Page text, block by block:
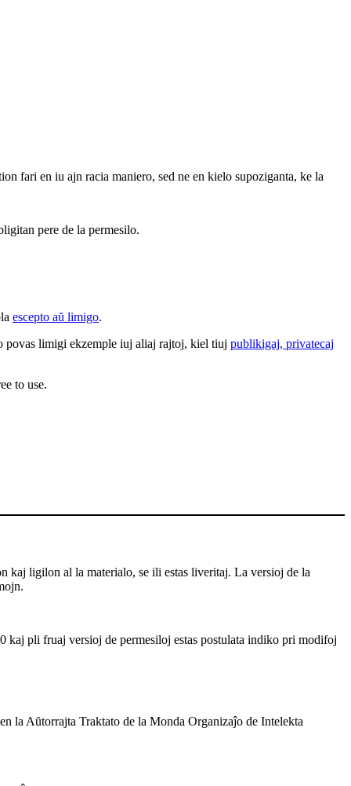
fari en iu ajn racia maniero, sed ne en kielo supoziganta, ke la
pere de la permesilo.
escepto aŭ limigo.
povas limigi ekzemple iuj aliaj rajtoj, kiel tiuj publikigaj, privatecaj
to use.
ligilon al la materialo, se ili estas liveritaj. La versioj de la
pli fruaj versioj de permesiloj estas postulata indiko pri modifoj
la Aŭtorrajta Traktato de la Monda Organizaĵo de Intelekta